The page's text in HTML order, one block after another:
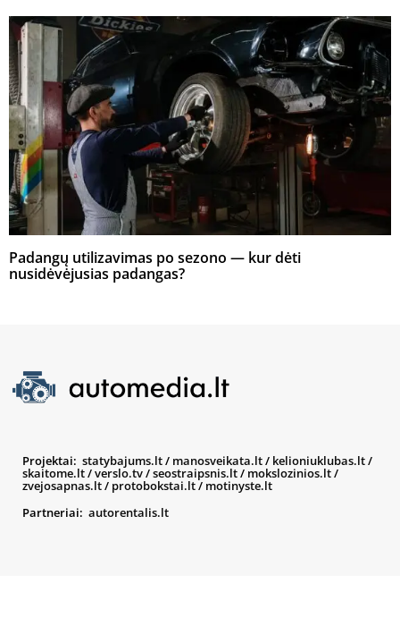
Padangų utilizavimas po sezono — kur dėti
nusidėvėjusias padangas?
Projektai: statybajums.lt/ manosveikata.lt/ kelioniuklubas.lt/
skaitome.lt/verslo.tv/seostraipsnis.lt/ mokslozinios.lt/
zvejosapnas.lt/ protobokstai.lt/ motinyste.lt
Partneriai: autorentalis.lt